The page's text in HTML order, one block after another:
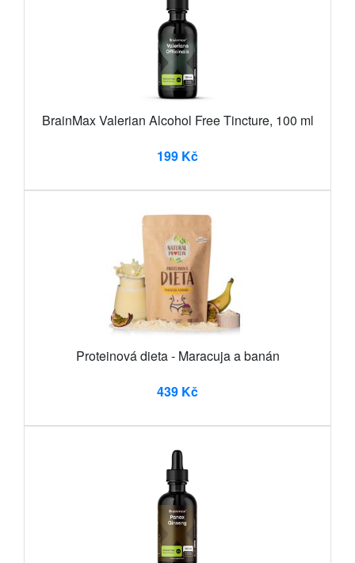
BrainMax Valerian Alcohol Free Tincture, 100 ml
199 Kč
Proteinová dieta - Maracuja a banán
439 Kč